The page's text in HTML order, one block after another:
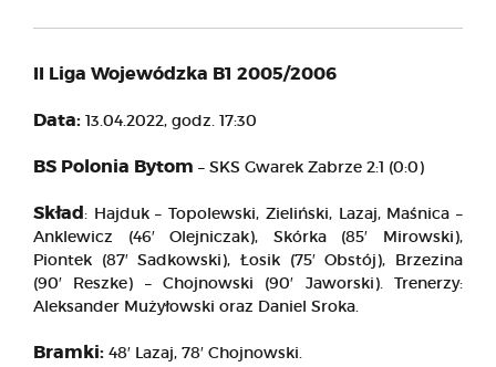
II Liga Wojewódzka B1 2005/2006
Data: 13.04.2022, godz. 17:30
BS Polonia Bytom – SKS Gwarek Zabrze 2:1 (0:0)
Skład: Hajduk – Topolewski, Zieliński, Lazaj, Maśnica –
Anklewicz (46′ Olejniczak), Skórka (85′ Mirowski),
Piontek (87′ Sadkowski), Łosik (75′ Obstój), Brzezina
(90′ Reszke) – Chojnowski (90′ Jaworski). Trenerzy:
Aleksander Mużyłowski oraz Daniel Sroka.
Bramki: 48′ Lazaj, 78′ Chojnowski.